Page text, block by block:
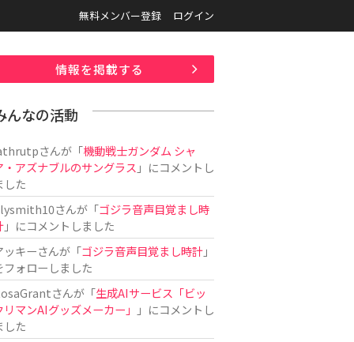
無料メンバー登録 ログイン
情報を掲載する
んなの活動
さんが「機動戦士ガンダム シャ
・アズナブルのサングラス 」にコメントし
した
さんが「ゴジラ音声目覚まし時
」にコメントしました
ッキーさんが「ゴジラ音声目覚まし時計」
フォローしました
さんが「生成AIサービス「ビッ
リマンAIグッズメーカー」
」にコメントし
した